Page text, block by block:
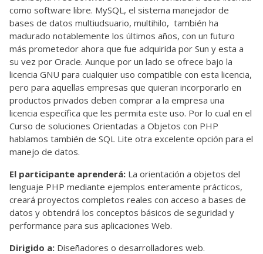
como software libre. MySQL, el sistema manejador de
bases de datos multiudsuario, multihilo, también ha
madurado notablemente los últimos años, con un futuro
más prometedor ahora que fue adquirida por Sun y esta a
su vez por Oracle. Aunque por un lado se ofrece bajo la
licencia GNU para cualquier uso compatible con esta licencia,
pero para aquellas empresas que quieran incorporarlo en
productos privados deben comprar a la empresa una
licencia específica que les permita este uso. Por lo cual en el
Curso de soluciones Orientadas a Objetos con PHP
hablamos también de SQL Lite otra excelente opción para el
manejo de datos.
El participante aprenderá: La orientación a objetos del
lenguaje PHP mediante ejemplos enteramente prácticos,
creará proyectos completos reales con acceso a bases de
datos y obtendrá los conceptos básicos de seguridad y
performance para sus aplicaciones Web.
Dirigido a: Diseñadores o desarrolladores web.